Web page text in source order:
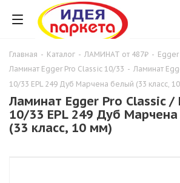
Главная - Каталог - ЛАМИНАТ от 487₽ - Egger
Ламинат Egger Pro Classic 10/33 - Ламинат
10/33 EPL 249 Дуб Марчена белый (33 класс,
Ламинат Egger Pro Classic /
10/33 EPL 249 Дуб
(33 класс, 10 мм)